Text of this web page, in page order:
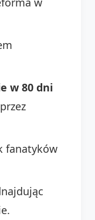
w 80 dni
fanatyków